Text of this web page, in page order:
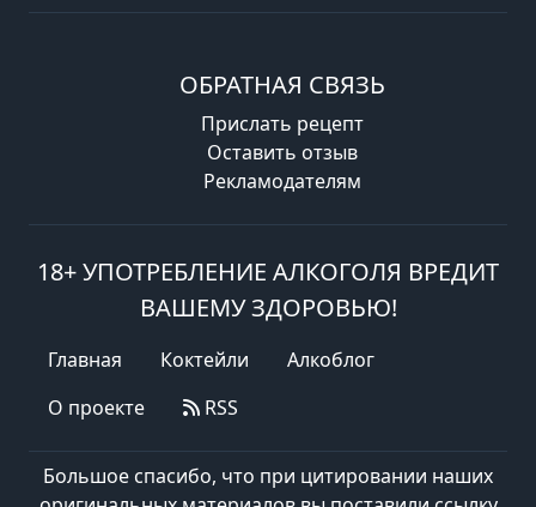
ОБРАТНАЯ СВЯЗЬ
Прислать рецепт
Оставить отзыв
Рекламодателям
18+ УПОТРЕБЛЕНИЕ АЛКОГОЛЯ ВРЕДИТ
ВАШЕМУ ЗДОРОВЬЮ!
Главная Коктейли
Алкоблог
О проекте
RSS
Большое спасибо, что при цитировании наших